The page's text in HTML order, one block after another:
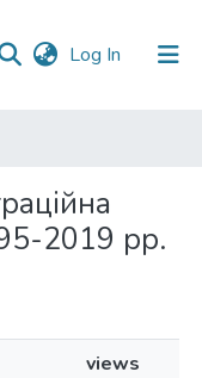
Log In (current)
2019 рр.
views